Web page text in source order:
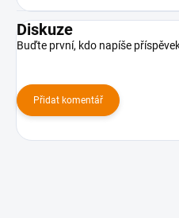
Diskuze
Buďte první, kdo napíše
Přidat komentář